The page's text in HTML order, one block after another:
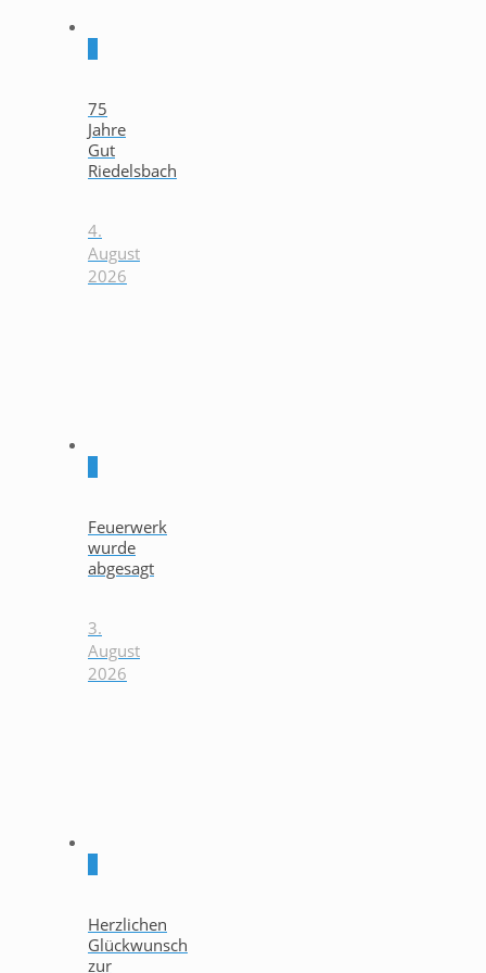
75
Jahre
Gut
Riedelsbach
4.
August
2026
Feuerwerk
wurde
abgesagt
3.
August
2026
Herzlichen
Glückwunsch
zur